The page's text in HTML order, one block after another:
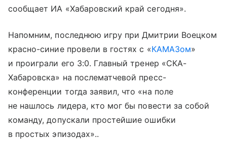
сообщает ИА «Хабаровский край сегодня».
Напомним, последнюю игру при Дмитрии Воецком
красно-синие провели в гостях с «КАМАЗом»
и проиграли его 3:0. Главный тренер «СКА-
Хабаровска» на послематчевой пресс-
конференции тогда заявил, что «на поле
не нашлось лидера, кто мог бы повести за собой
команду, допускали простейшие ошибки
в простых эпизодах»..